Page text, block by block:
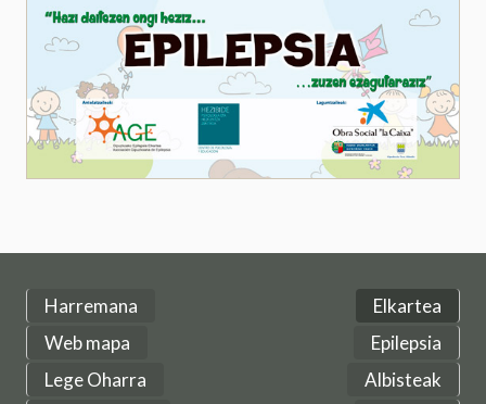
Harremana
Web mapa
Lege Oharra
Elkartea
Epilepsia
Albisteak